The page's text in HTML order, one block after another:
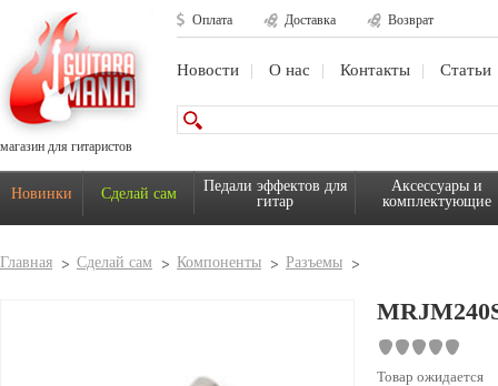
магазин для гитаристов
Оплата Доставка Возврат
Новости О нас Контакты Статьи
Новинки Сделай сам
Педали эффектов для
гитар
Аксессуары и
комплектующие
Главная Сделай сам Компоненты Разъемы
Товар ожидается